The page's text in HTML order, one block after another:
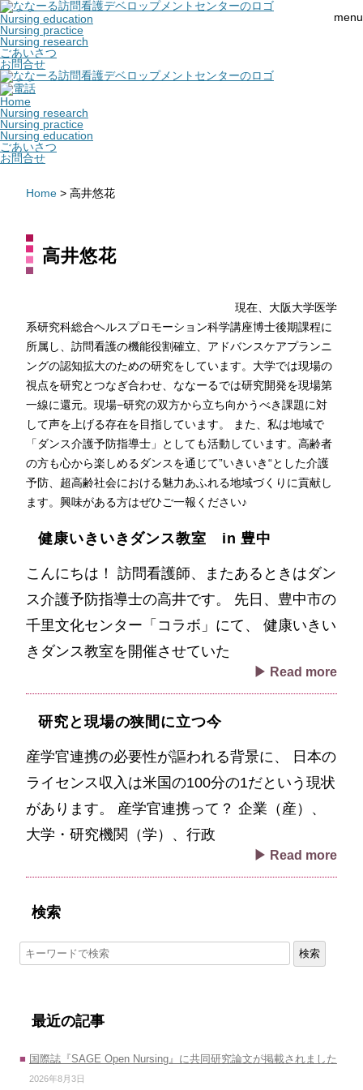
menu
Nursing education
Nursing practice
Nursing research
ごあいさつ
お問合せ
Home
Nursing research
Nursing practice
Nursing education
ごあいさつ
お問合せ
Home > 高井悠花
高井悠花
現在、大阪大学医学
系研究科総合ヘルスプロモーション科学講座博士後期課程に
所属し、訪問看護の機能役割確立、アドバンスケアプランニ
ングの認知拡大のための研究をしています。大学では現場の
視点を研究とつなぎ合わせ、ななーるでは研究開発を現場第
一線に還元。現場−研究の双方から立ち向かうべき課題に対
して声を上げる存在を目指しています。 また、私は地域で
「ダンス介護予防指導士」としても活動しています。高齢者
の方も心から楽しめるダンスを通じて”いきいき“とした介護
予防、超高齢社会における魅力あふれる地域づくりに貢献し
ます。興味がある方はぜひご一報ください♪
健康いきいきダンス教室 in 豊中
こんにちは！ 訪問看護師、またあるときはダン
ス介護予防指導士の高井です。 先日、豊中市の
千里文化センター「コラボ」にて、 健康いきい
きダンス教室を開催させていた
▶ Read more
研究と現場の狭間に立つ今
産学官連携の必要性が謳われる背景に、 日本の
ライセンス収入は米国の100分の1だという現状
があります。 産学官連携って？ 企業（産）、
大学・研究機関（学）、行政
▶ Read more
検索
検索
最近の記事
国際誌『SAGE Open Nursing』に共同研究論文が掲載されました
2026年8月3日